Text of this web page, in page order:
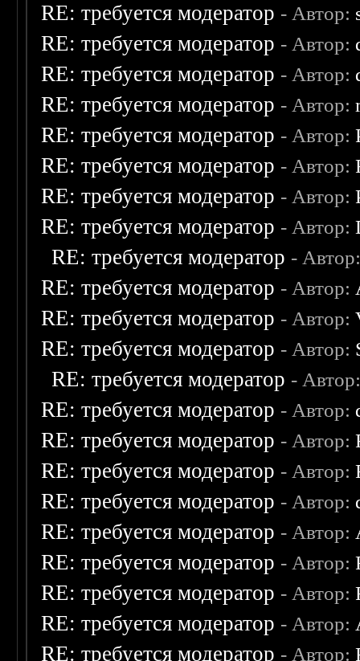
RE: требуется модератор - Автор:
RE: требуется модератор - Автор:
RE: требуется модератор - Автор:
RE: требуется модератор - Автор:
RE: требуется модератор - Автор:
RE: требуется модератор - Автор:
RE: требуется модератор - Автор:
RE: требуется модератор - Автор:
RE: требуется модератор -
RE: требуется модератор - Автор:
RE: требуется модератор - Автор:
RE: требуется модератор - Автор:
RE: требуется модератор -
RE: требуется модератор - Автор:
RE: требуется модератор - Автор:
RE: требуется модератор - Автор:
RE: требуется модератор - Автор:
RE: требуется модератор - Автор:
RE: требуется модератор - Автор:
RE: требуется модератор - Автор:
RE: требуется модератор - Автор:
RE: требуется модератор - Автор: